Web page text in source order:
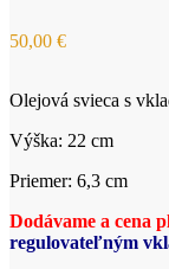
50,00 €
Olejová svieca s
Výška: 22 cm
Priemer: 6,3 cm
Dodávame a cena
regulovateľným